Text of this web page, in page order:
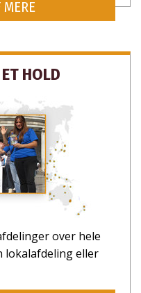
NEJ TAK
HOLD
over hele
lokalafdeling eller